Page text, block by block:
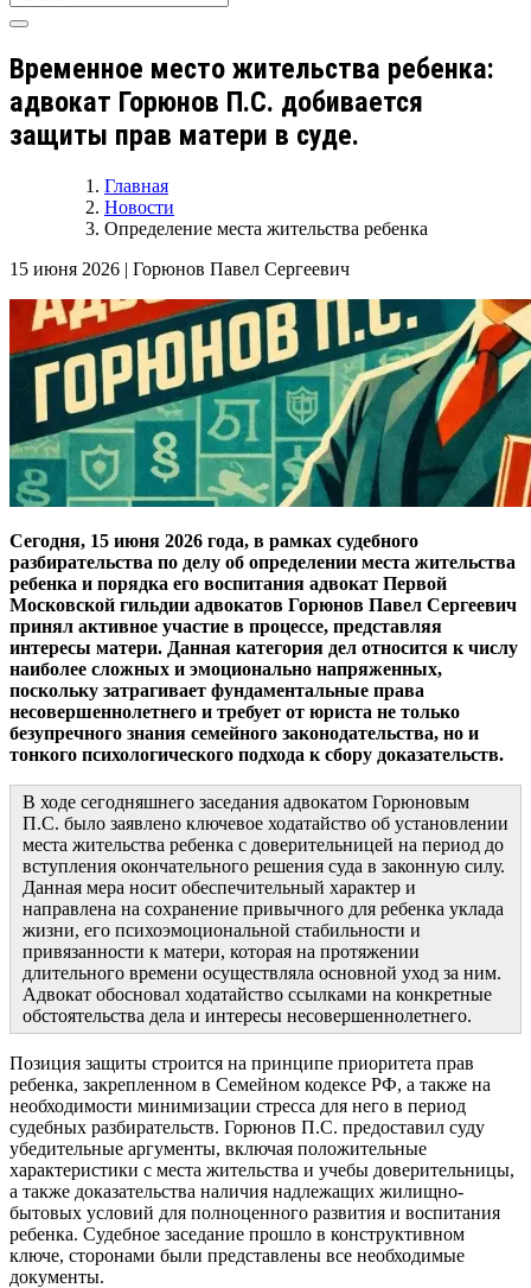
Временное место жительства ребенка:
адвокат Горюнов П.С. добивается
защиты прав матери в суде.
Главная
Новости
Определение места жительства ребенка
15 июня 2026 | Горюнов Павел Сергеевич
Сегодня, 15 июня 2026 года, в рамках судебного
разбирательства по делу об определении места жительства
ребенка и порядка его воспитания адвокат Первой
Московской гильдии адвокатов Горюнов Павел Сергеевич
принял активное участие в процессе, представляя
интересы матери. Данная категория дел относится к числу
наиболее сложных и эмоционально напряженных,
поскольку затрагивает фундаментальные права
несовершеннолетнего и требует от юриста не только
безупречного знания семейного законодательства, но и
тонкого психологического подхода к сбору доказательств.
В ходе сегодняшнего заседания адвокатом Горюновым
П.С. было заявлено ключевое ходатайство об установлении
места жительства ребенка с доверительницей на период до
вступления окончательного решения суда в законную силу.
Данная мера носит обеспечительный характер и
направлена на сохранение привычного для ребенка уклада
жизни, его психоэмоциональной стабильности и
привязанности к матери, которая на протяжении
длительного времени осуществляла основной уход за ним.
Адвокат обосновал ходатайство ссылками на конкретные
обстоятельства дела и интересы несовершеннолетнего.
Позиция защиты строится на принципе приоритета прав
ребенка, закрепленном в Семейном кодексе РФ, а также на
необходимости минимизации стресса для него в период
судебных разбирательств. Горюнов П.С. предоставил суду
убедительные аргументы, включая положительные
характеристики с места жительства и учебы доверительницы,
а также доказательства наличия надлежащих жилищно-
бытовых условий для полноценного развития и воспитания
ребенка. Судебное заседание прошло в конструктивном
ключе, сторонами были представлены все необходимые
документы.